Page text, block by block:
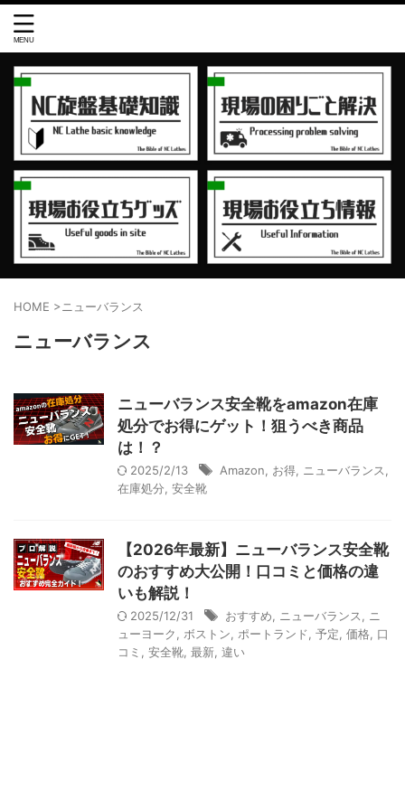
HOME >ニューバランス
ニューバランス
ニューバランス安全靴をamazon在庫
処分でお得にゲット！狙うべき商品
は！？
2025/2/13 Amazon, お得, ニューバランス,
在庫処分, 安全靴
【2026年最新】ニューバランス安全靴
のおすすめ大公開！口コミと価格の違
いも解説！
2025/12/31 おすすめ, ニューバランス, ニ
ューヨーク, ボストン, ポートランド, 予定, 価格, 口
コミ , 安全靴, 最新, 違い